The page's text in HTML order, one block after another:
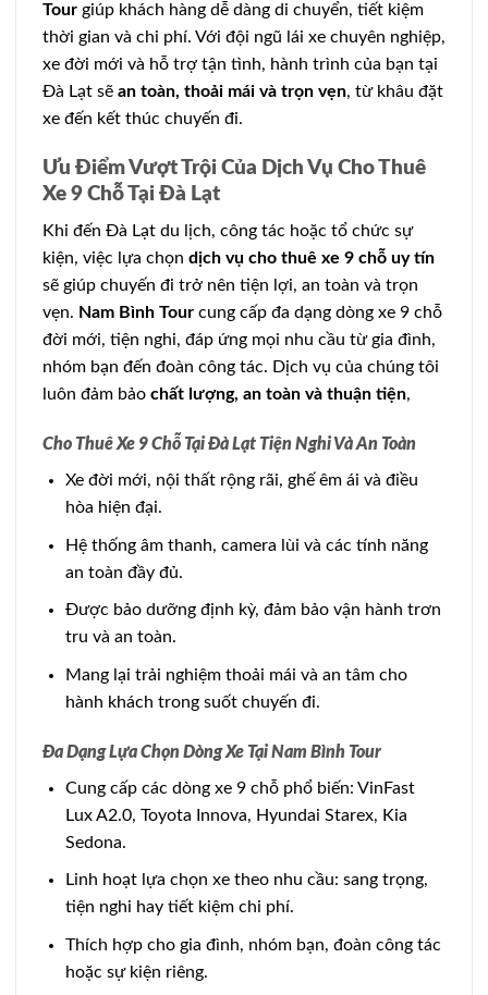
Tour giúp khách hàng dễ dàng di chuyển, tiết kiệm
thời gian và chi phí. Với đội ngũ lái xe chuyên nghiệp,
xe đời mới và hỗ trợ tận tình, hành trình của bạn tại
Đà Lạt sẽ an toàn, thoải mái và trọn vẹn, từ khâu đặt
xe đến kết thúc chuyến đi.
Ưu Điểm Vượt Trội Của Dịch Vụ Cho Thuê
Xe 9 Chỗ Tại Đà Lạt
Khi đến Đà Lạt du lịch, công tác hoặc tổ chức sự
kiện, việc lựa chọn dịch vụ cho thuê xe 9 chỗ uy tín
sẽ giúp chuyến đi trở nên tiện lợi, an toàn và trọn
vẹn. Nam Bình Tour cung cấp đa dạng dòng xe 9 chỗ
đời mới, tiện nghi, đáp ứng mọi nhu cầu từ gia đình,
nhóm bạn đến đoàn công tác. Dịch vụ của chúng tôi
luôn đảm bảo chất lượng, an toàn và thuận tiện,
Cho Thuê Xe 9 Chỗ Tại Đà Lạt Tiện Nghi Và An Toàn
Xe đời mới, nội thất rộng rãi, ghế êm ái và điều
hòa hiện đại.
Hệ thống âm thanh, camera lùi và các tính năng
an toàn đầy đủ.
Được bảo dưỡng định kỳ, đảm bảo vận hành trơn
tru và an toàn.
Mang lại trải nghiệm thoải mái và an tâm cho
hành khách trong suốt chuyến đi.
Đa Dạng Lựa Chọn Dòng Xe Tại Nam Bình Tour
Cung cấp các dòng xe 9 chỗ phổ biến: VinFast
Lux A2.0, Toyota Innova, Hyundai Starex, Kia
Sedona.
Linh hoạt lựa chọn xe theo nhu cầu: sang trọng,
tiện nghi hay tiết kiệm chi phí.
Thích hợp cho gia đình, nhóm bạn, đoàn công tác
hoặc sự kiện riêng.